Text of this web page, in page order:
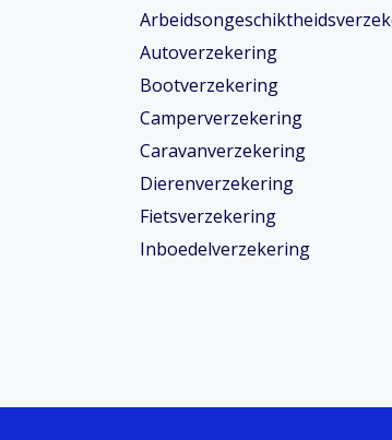
Autoverzekering
Bootverzekering
Camperverzekering
Caravanverzekering
Dierenverzekering
Fietsverzekering
Inboedelverzekering